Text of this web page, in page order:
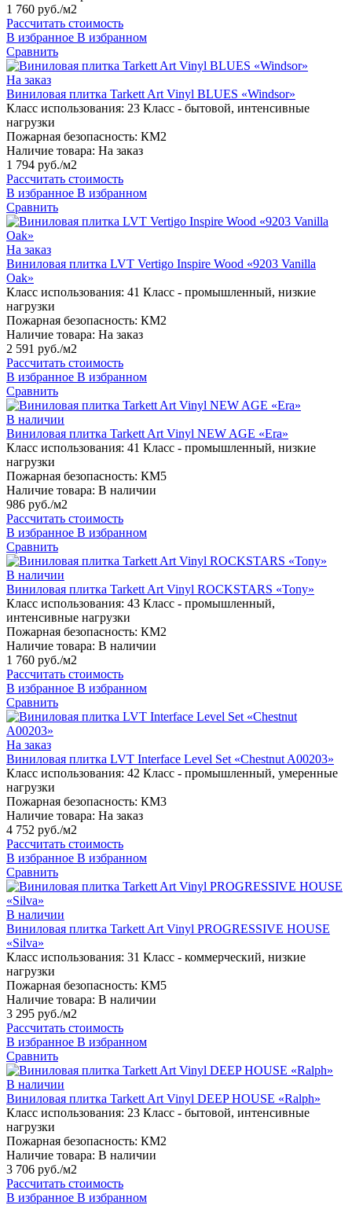
1 760 руб./м2
Рассчитать стоимость
В избранное В избранном
Сравнить
На заказ
Виниловая плитка Tarkett Art Vinyl BLUES «Windsor»
Класс использования: 23 Класс - бытовой, интенсивные
нагрузки
Пожарная безопасность: КМ2
Наличие товара: На заказ
1 794 руб./м2
Рассчитать стоимость
В избранное В избранном
Сравнить
На заказ
Виниловая плитка LVT Vertigo Inspire Wood «9203 Vanilla
Oak»
Класс использования: 41 Класс - промышленный, низкие
нагрузки
Пожарная безопасность: КМ2
Наличие товара: На заказ
2 591 руб./м2
Рассчитать стоимость
В избранное В избранном
Сравнить
В наличии
Виниловая плитка Tarkett Art Vinyl NEW AGE «Era»
Класс использования: 41 Класс - промышленный, низкие
нагрузки
Пожарная безопасность: КМ5
Наличие товара: В наличии
986 руб./м2
Рассчитать стоимость
В избранное В избранном
Сравнить
В наличии
Виниловая плитка Tarkett Art Vinyl ROCKSTARS «Tony»
Класс использования: 43 Класс - промышленный,
интенсивные нагрузки
Пожарная безопасность: КМ2
Наличие товара: В наличии
1 760 руб./м2
Рассчитать стоимость
В избранное В избранном
Сравнить
На заказ
Виниловая плитка LVT Interface Level Set «Chestnut A00203»
Класс использования: 42 Класс - промышленный, умеренные
нагрузки
Пожарная безопасность: КМ3
Наличие товара: На заказ
4 752 руб./м2
Рассчитать стоимость
В избранное В избранном
Сравнить
В наличии
Виниловая плитка Tarkett Art Vinyl PROGRESSIVE HOUSE
«Silva»
Класс использования: 31 Класс - коммерческий, низкие
нагрузки
Пожарная безопасность: КМ5
Наличие товара: В наличии
3 295 руб./м2
Рассчитать стоимость
В избранное В избранном
Сравнить
В наличии
Виниловая плитка Tarkett Art Vinyl DEEP HOUSE «Ralph»
Класс использования: 23 Класс - бытовой, интенсивные
нагрузки
Пожарная безопасность: КМ2
Наличие товара: В наличии
3 706 руб./м2
Рассчитать стоимость
В избранное В избранном